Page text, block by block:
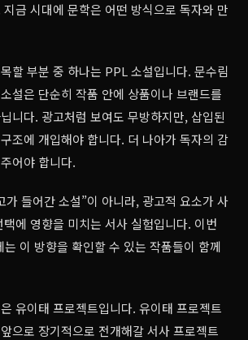
금 시대에 문학은 어떤 방식으로 독자와 만
할 부분 중 하나는 PPL 소설입니다. 문수림
설은 단순히 작품 안에 상품이나 브랜드를
니다. 광고처럼 보여도 무방하지만, 삽입된
조에 개입해야 합니다. 더 나아가 독자의 감
어야 합니다.
가 들어간 소설”이 아니라, 광고적 요소가 사
에 영향을 미치는 서사 실험입니다. 이번
는 이 방향을 확인할 수 있는 작품들이 함께
유이태 프로젝트입니다. 유이태 프로젝트
으로 장기적으로 전개해갈 서사 프로젝트